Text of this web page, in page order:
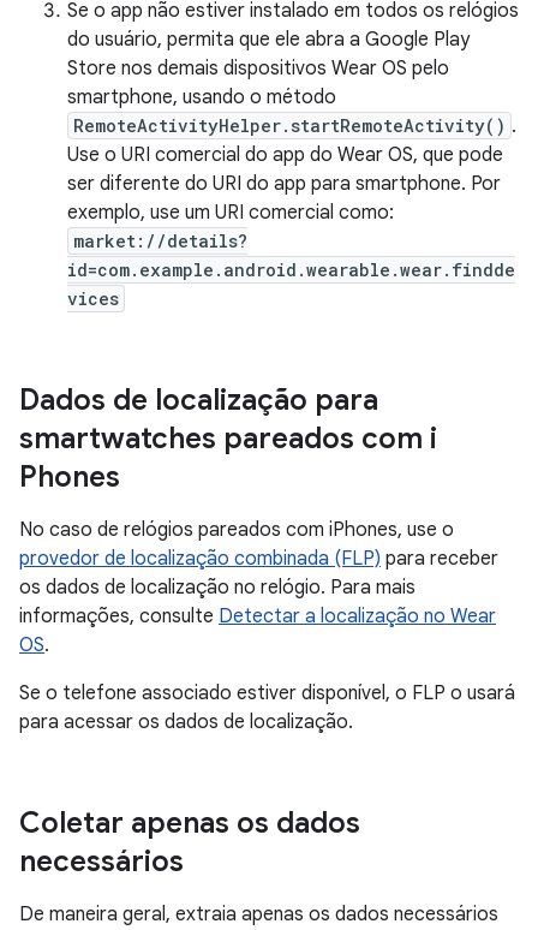
Se o app não estiver instalado em todos os relógios
do usuário, permita que ele abra a Google Play
Store nos demais dispositivos Wear OS pelo
smartphone, usando o método
RemoteActivityHelper.startRemoteActivity() .
Use o URI comercial do app do Wear OS, que pode
ser diferente do URI do app para smartphone. Por
exemplo, use um URI comercial como:
market://details?
id=com.example.android.wearable.wear.findde
vices
Dados de localização para
smartwatches pareados com i
Phones
No caso de relógios pareados com iPhones, use o
provedor de localização combinada (FLP) para receber
os dados de localização no relógio. Para mais
informações, consulte Detectar a localização no Wear
OS.
Se o telefone associado estiver disponível, o FLP o usará
para acessar os dados de localização.
Coletar apenas os dados
necessários
De maneira geral, extraia apenas os dados necessários